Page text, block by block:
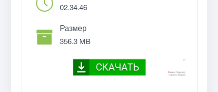
02.34.46
Размер
356.3 MB